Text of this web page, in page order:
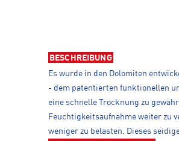
BESCHREIBUNG
Es wurde in den Dolomiten
- dem patentierten funktionellen
eine schnelle Trocknung zu
Feuchtigkeitsaufnahme weiter zu
weniger zu belasten. Dieses